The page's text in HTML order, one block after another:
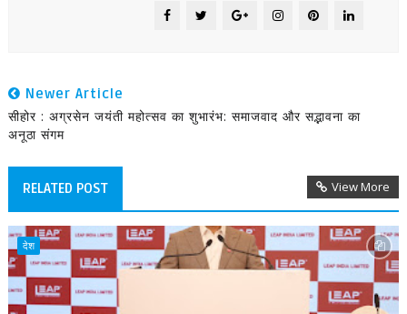
Newer Article
सीहोर : अग्रसेन जयंती महोत्सव का शुभारंभ: समाजवाद और सद्भावना का
अनूठा संगम
RELATED POST View More
देश